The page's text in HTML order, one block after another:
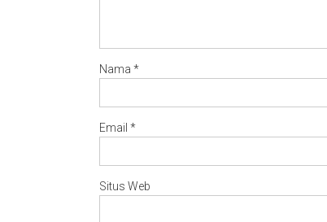
Nama *
Email *
Situs Web